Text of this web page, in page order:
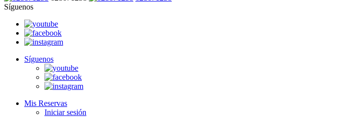
Síguenos
Síguenos
Mis Reservas
Iniciar sesión